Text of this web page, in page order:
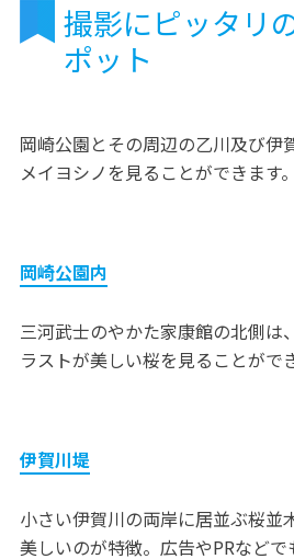
撮影にピッタリ
ポット
岡崎公園とその周辺の乙川及び伊
メイヨシノを見ることができます。
岡崎公園内
三河武士のやかた家康館の北側は
ラストが美しい桜を見ることがで
伊賀川堤
小さい伊賀川の両岸に居並ぶ桜並
美しいのが特徴。広告やPRなど